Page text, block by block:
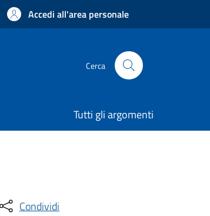
Accedi all'area personale
Cerca
Tutti gli argomenti
Condividi